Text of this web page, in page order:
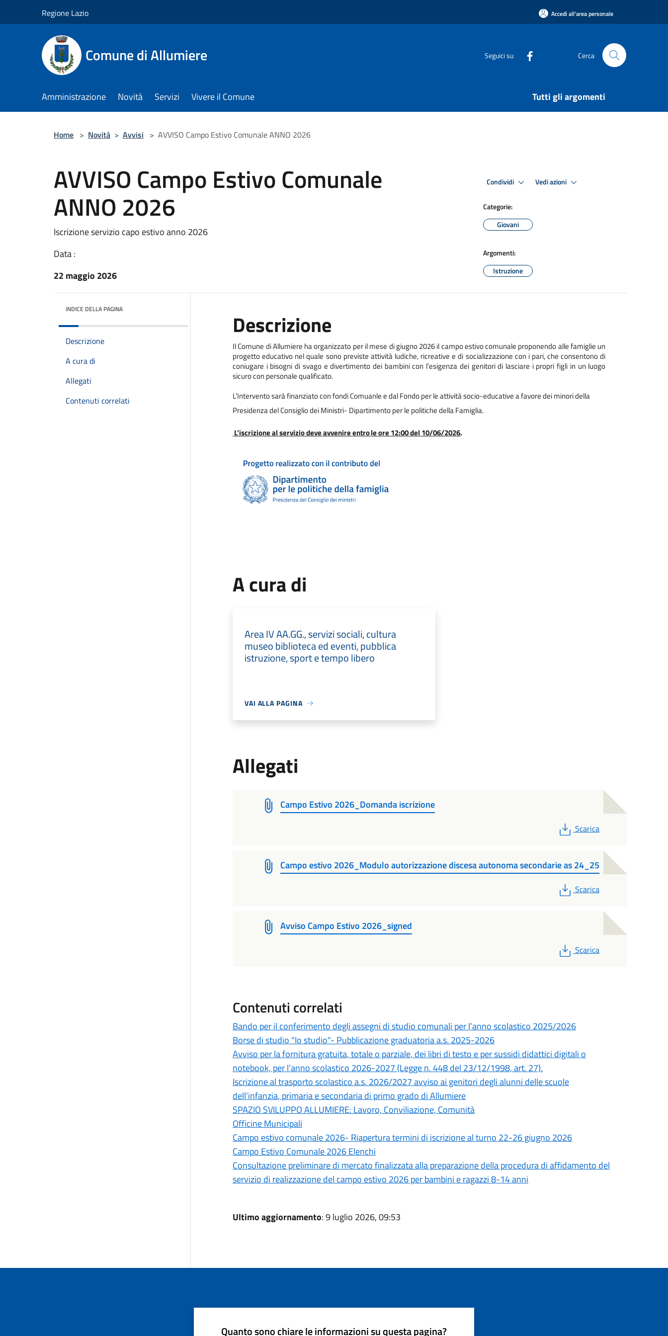
Regione Lazio Accedi all'area personale
Comune di Allumiere Seguici su Cerca
Amministrazione Novità Servizi Vivere il Comune Tutti gli argomenti
Home > Novità > Avvisi > AVVISO Campo Estivo Comunale ANNO 2026
AVVISO Campo Estivo Comunale
ANNO 2026
Iscrizione servizio capo estivo anno 2026
Data :
22 maggio 2026
Condividi Vedi azioni
Categorie:
Giovani
Argomenti:
Istruzione
INDICE DELLA PAGINA
Descrizione
A cura di
Allegati
Contenuti correlati
Descrizione
Il Comune di Allumiere ha organizzato per il mese di giugno 2026 il campo estivo comunale proponendo alle famiglie un
progetto educativo nel quale sono previste attività ludiche, ricreative e di socializzazione con i pari, che consentono di
coniugare i bisogni di svago e divertimento dei bambini con l’esigenza dei genitori di lasciare i propri figli in un luogo
sicurocon personalequalificato.
L’Intervento sarà finanziato con fondi Comuanle e dal Fondo per le attività socio-educative a favore dei minori della
Presidenza del Consiglio dei Ministri- Dipartimento per le politiche della Famiglia.
L’iscrizionealservizio deveavvenireentrole ore 12:00 del 10/06/2026.
A cura di
Area IV AA.GG., servizi sociali, cultura
museo biblioteca ed eventi, pubblica
istruzione, sport e tempo libero
VAI ALLA PAGINA
Allegati
Campo Estivo 2026_Domanda iscrizione
PDF
Scarica
Campo estivo 2026_Modulo autorizzazione discesa autonoma secondarie as 24_25
PDF
Scarica
Avviso Campo Estivo 2026_signed
PDF
Scarica
Contenuti correlati
Bando per il conferimento degli assegni di studio comunali per l’anno scolastico 2025/2026
Borse di studio "Io studio"- Pubblicazione graduatoria a.s. 2025-2026
Avviso per la fornitura gratuita, totale o parziale, dei libri di testo e per sussidi didattici digitali o
notebook, per l’anno scolastico 2026-2027 (Legge n. 448 del 23/12/1998, art. 27).
Iscrizione al trasporto scolastico a.s. 2026/2027 avviso ai genitori degli alunni delle scuole
dell’infanzia, primaria e secondaria di primo grado di Allumiere
SPAZIO SVILUPPO ALLUMIERE: Lavoro, Conviliazione, Comunità
Officine Municipali
Campo estivo comunale 2026- Riapertura termini di iscrizione al turno 22-26 giugno 2026
Campo Estivo Comunale 2026 Elenchi
Consultazione preliminare di mercato finalizzata alla preparazione della procedura di affidamento del
servizio di realizzazione del campo estivo 2026 per bambini e ragazzi 8-14 anni
Ultimo aggiornamento: 9 luglio 2026, 09:53
Quanto sono chiare le informazioni su questa pagina?